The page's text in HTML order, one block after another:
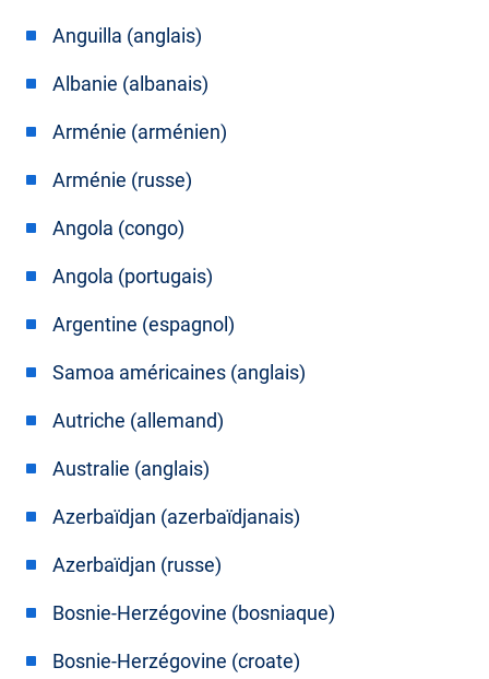
Anguilla (anglais)
Albanie (albanais)
Arménie (arménien)
Arménie (russe)
Angola (congo)
Angola (portugais)
Argentine (espagnol)
Samoa américaines (anglais)
Autriche (allemand)
Australie (anglais)
Azerbaïdjan (azerbaïdjanais)
Azerbaïdjan (russe)
Bosnie-Herzégovine (bosniaque)
Bosnie-Herzégovine (croate)